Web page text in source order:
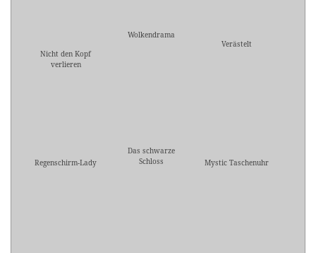
Nicht den Kopf
verlieren
Wolkendrama
Verästelt
Regenschirm-Lady
Das schwarze
Schloss
Mystic Taschenuhr